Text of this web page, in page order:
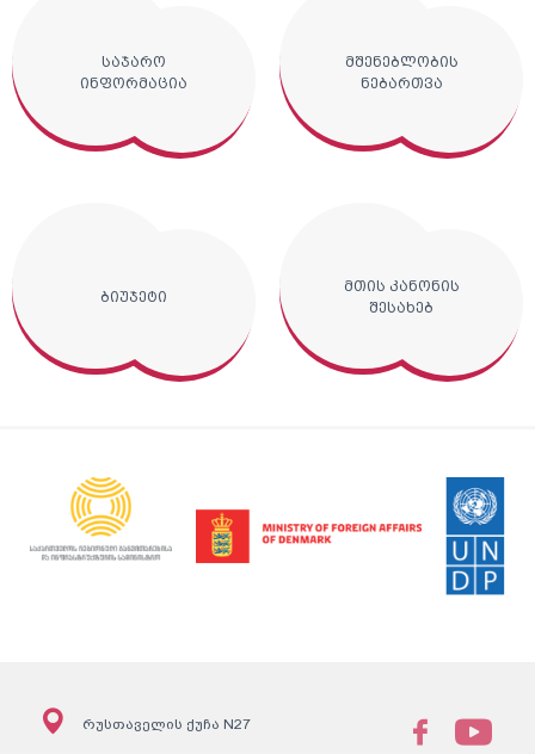
საჯარო
ინფორმაცია
მშენებლობის
ნებართვა
ბიუჯეტი
მთის კანონის
შესახებ
რუსთაველის ქუჩა N27